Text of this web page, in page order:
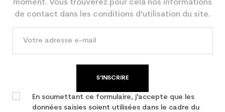
moment. Vous trouverez pour cela nos informations
de contact dans les conditions d'utilisation du site.
S'INSCRIRE
En soumettant ce formulaire, j'accepte que les
données saisies soient utilisées dans le cadre du